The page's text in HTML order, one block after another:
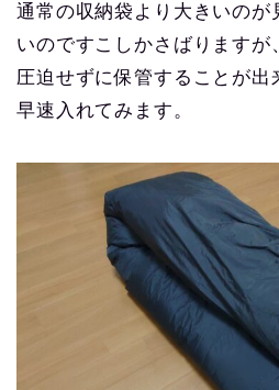
通常の収納袋より大きいのが
いのですこしかさばりますが
圧迫せずに保管することが出
早速入れてみます。